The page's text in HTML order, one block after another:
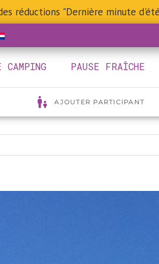
réductions "Dernière minute
CAMPING PAUSE FRAÎCHE